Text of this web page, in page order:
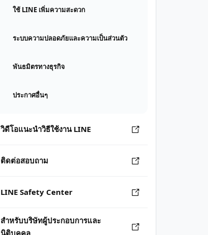
ใช้ LINE เพิ่มความสะดวก
ระบบความปลอดภัยและความเป็นส่วนตัว
พันธมิตรทางธุรกิจ
ประกาศอื่นๆ
วิดีโอแนะนำวิธีใช้งาน LINE
ติดต่อสอบถาม
LINE Safety Center
สำหรับบริษัทผู้ประกอบการและ
นิติบุคคล